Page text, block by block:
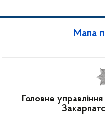
Мапа
Головне управління